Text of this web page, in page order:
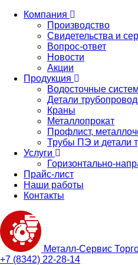
Компания
Производство
Свидетельства и
Вопрос-ответ
Новости
Акции
Продукция
Водосточные
Детали
Краны
Металлопрокат
Профлист,
Трубы ПЭ и детали
Услуги
Горизонтально-
Прайс-лист
Наши работы
Контакты
Металл-Сервис
+7 (8342) 22-28-14